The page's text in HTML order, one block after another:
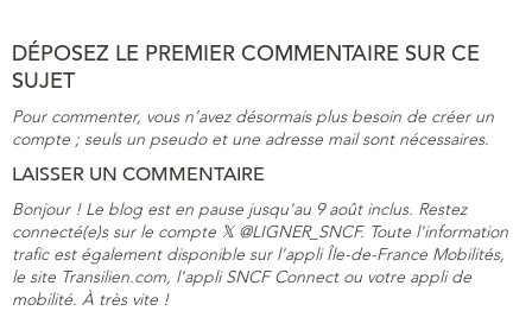
DÉPOSEZ LE PREMIER COMMENTAIRE SUR CE
SUJET
Pour commenter, vous n’avez désormais plus besoin de créer un
compte ; seuls un pseudo et une adresse mail sont nécessaires.
LAISSER UN COMMENTAIRE
Bonjour ! Le blog est en pause jusqu'au 9 août inclus. Restez
connecté(e)s sur le compte 𝕏 @LIGNER_SNCF. Toute l'information
trafic est également disponible sur l'appli Île-de-France Mobilités,
le site Transilien.com, l'appli SNCF Connect ou votre appli de
mobilité. À très vite !